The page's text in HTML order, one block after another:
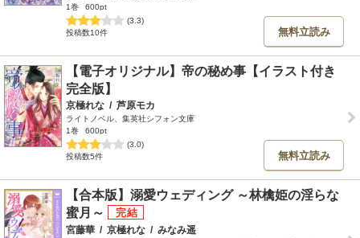
1巻
600pt
(3.3)
投稿数10件
無料立読み
【電子オリジナル】帝の秘め事【イラスト付き
完全版】
京極れな / 芦原モカ
ライトノベル、集英社シフォン文庫
1巻
600pt
(3.0)
投稿数5件
無料立読み
【合本版】溺愛ウェディング ～林檎姫の淫らな
蜜月～
宮藤華 / 京極れな / みなみ遥